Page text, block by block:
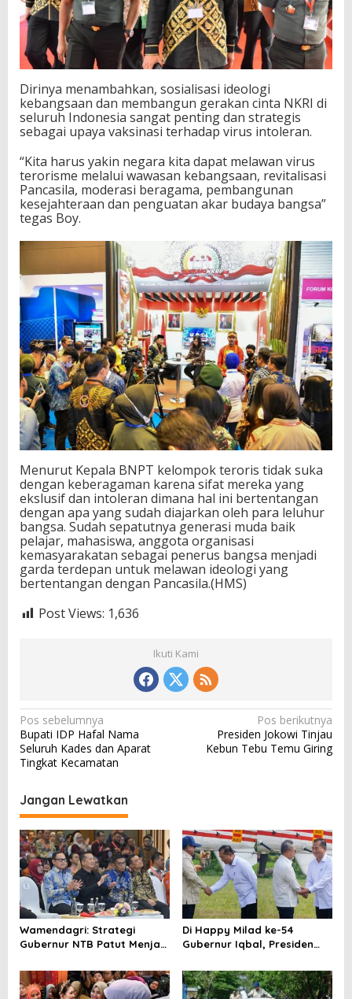
Dirinya menambahkan, sosialisasi ideologi
kebangsaan dan membangun gerakan cinta NKRI di
seluruh Indonesia sangat penting dan strategis
sebagai upaya vaksinasi terhadap virus intoleran.
“Kita harus yakin negara kita dapat melawan virus
terorisme melalui wawasan kebangsaan, revitalisasi
Pancasila, moderasi beragama, pembangunan
kesejahteraan dan penguatan akar budaya bangsa”
tegas Boy.
Menurut Kepala BNPT kelompok teroris tidak suka
dengan keberagaman karena sifat mereka yang
ekslusif dan intoleran dimana hal ini bertentangan
dengan apa yang sudah diajarkan oleh para leluhur
bangsa. Sudah sepatutnya generasi muda baik
pelajar, mahasiswa, anggota organisasi
kemasyarakatan sebagai penerus bangsa menjadi
garda terdepan untuk melawan ideologi yang
bertentangan dengan Pancasila.(HMS)
Post Views: 1,636
Ikuti Kami
N
a
v
g
a
s
i
p
o
s
Pos sebelumnya
Bupati IDP Hafal Nama
Seluruh Kades dan Aparat
Tingkat Kecamatan
Pos berikutnya
Presiden Jokowi Tinjau
Kebun Tebu Temu Giring
Jangan Lewatkan
Wamendagri: Strategi
Gubernur NTB Patut Menjadi
Indonesia
Di Happy Milad ke-54
Gubernur Iqbal, Presiden